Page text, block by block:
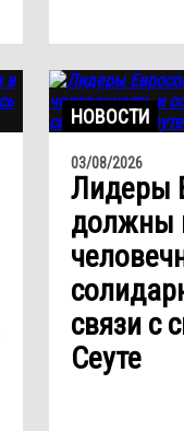
НОВОСТИ
03/08/2026
Лидеры
должны
связи с
Сеуте